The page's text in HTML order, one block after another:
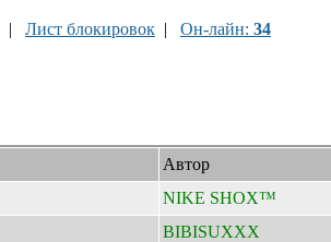
| Лист блокировок | Он-лайн: 34
Автор
NIKE SHOX™
BIBISUXXX